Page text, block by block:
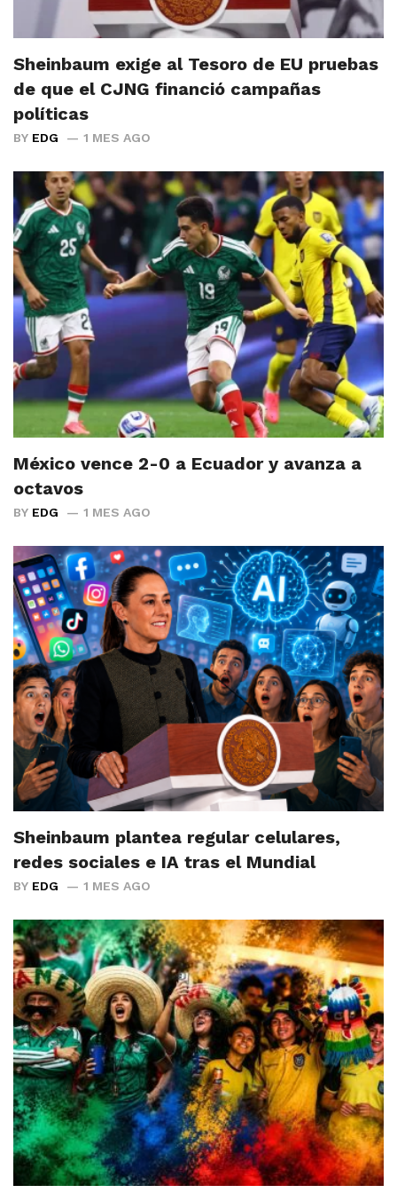
Sheinbaum exige al Tesoro de EU pruebas
de que el CJNG financió campañas
políticas
BY EDG 1 MES AGO
México vence 2-0 a Ecuador y avanza a
octavos
BY EDG 1 MES AGO
Sheinbaum plantea regular celulares,
redes sociales e IA tras el Mundial
BY EDG 1 MES AGO